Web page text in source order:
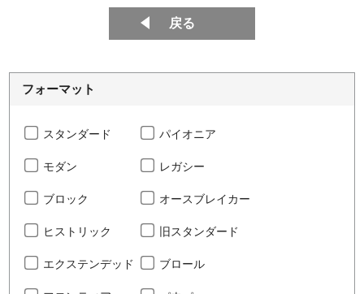
戻る
フォーマット
スタンダード パイオニア
モダン レガシー
ブロック オースブレイカー
ヒストリック 旧スタンダード
エクステンデッド ブロール